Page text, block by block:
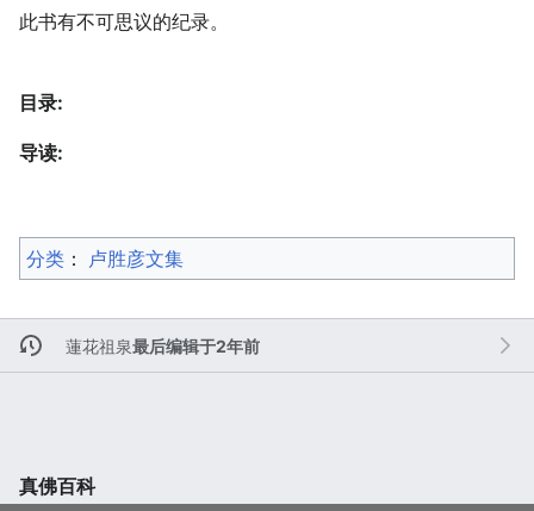
此书有不可思议的纪录。
目录:
导读:
分类 ：​ 卢胜彦文集
蓮花祖泉最后编辑于2年前
真佛百科